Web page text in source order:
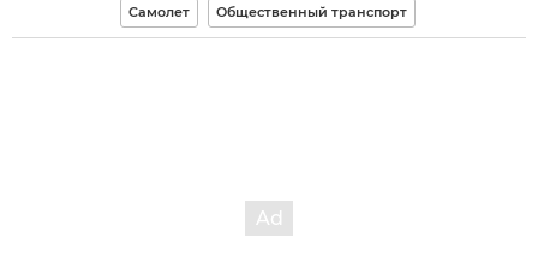
Самолет Общественный транспорт